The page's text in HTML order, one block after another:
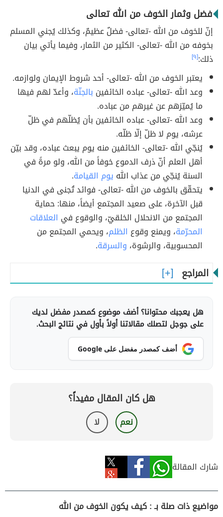
فضل وثمار الخوف من الله تعالى
إنّ للخوف من الله -تعالى- فضلٌ عظيمٌ، وكذلك يُجني المسلم
بخوفه من الله -تعالى- الكثير من الثمار، وفيما يأتي بيان
ذلك:[٩]
يعتبر الخوف من الله -تعالى- أحد شروط الإيمان ولوازمه.
وعد الله -تعالى- عباده الخائفين بالجنّة، وأعدّ لهم فيها
ما يُميّزهم عن غيرهم من عباده.
وعد الله -تعالى- عباده الخائفين بأن يُظلّهم في ظلّ
عرشه، يوم لا ظلّ إلّا ظلّه.
يُنجّي الله -تعالى- الخائفين منه يوم يبعث عباده، وقد بيّن
أهل العلم أنّ ذرف الدموع خوفاً من الله، ولو مرةً في
السنة يُنجّي من عذاب الله يوم القيامة.
يتحقّق بالخوف من الله -تعالى- فوائد تُجنى في الدنيا
قبل الآخرة، على صعيد المجتمع أيضاً، منها: حماية
المجتمع من الانحلال الخلقيّ، والوقوع في العلاقات
المحرّمة، ويمنع وقوع الظلم، ويحمي المجتمع من
المحسوبية، والرشوة، والسرقة.
المراجع
هل يعجبك محتوانا؟ أضف موضوع كمصدر مفضل لديك
على جوجل لتصلك مقالاتنا أولاً بأول في نتائج البحث.
أضف كمصدر مفضل على Google
هل كان المقال مفيداً؟
نعم لا
شارك المقالة
مواضيع ذات صلة بـ : كيف يكون الخوف من الله